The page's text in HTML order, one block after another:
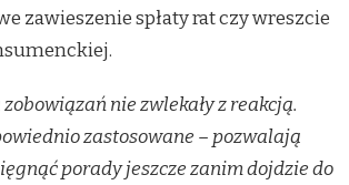
zawieszenie spłaty rat czy wreszcie
nie zwlekały z reakcją.
zastosowane – pozwalają
porady jeszcze zanim dojdzie do